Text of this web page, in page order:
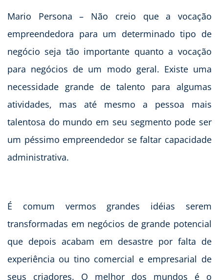
Mario Persona – Não creio que a vocação
empreendedora para um determinado tipo de
negócio seja tão importante quanto a vocação
para negócios de um modo geral. Existe uma
necessidade grande de talento para algumas
atividades, mas até mesmo a pessoa mais
talentosa do mundo em seu segmento pode ser
um péssimo empreendedor se faltar capacidade
administrativa.
É comum vermos grandes idéias serem
transformadas em negócios de grande potencial
que depois acabam em desastre por falta de
experiência ou tino comercial e empresarial de
seus criadores. O melhor dos mundos é o